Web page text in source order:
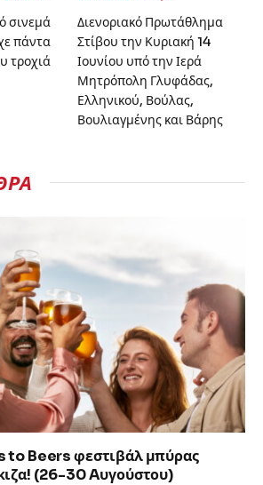
σινεμά
πάντα
τροχιά
Διενοριακό Πρωτάθλημα
Στίβου την Κυριακή 14
Ιουνίου υπό την Ιερά
Μητρόπολη Γλυφάδας,
Ελληνικού, Βούλας,
Βουλιαγμένης και Βάρης
to Beers φεστιβάλ μπύρας
(26-30 Aυγούστου)